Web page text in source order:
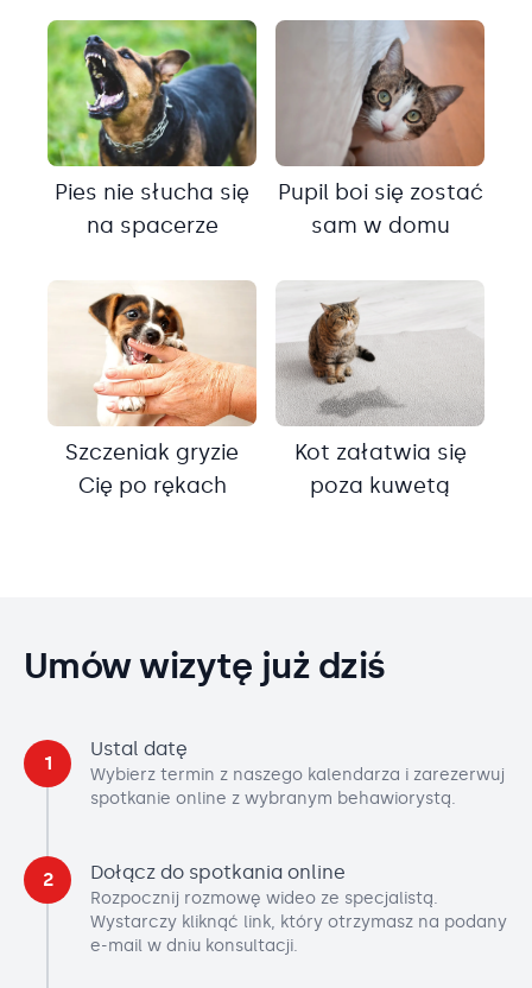
Pies nie słucha się
na spacerze
Pupil boi się zostać
sam w domu
Szczeniak gryzie
Cię po rękach
Kot załatwia się
poza kuwetą
Umów wizytę już dziś
1
Ustal datę
Wybierz termin z naszego kalendarza i zarezerwuj
spotkanie online z wybranym behawiorystą.
2 Dołącz do spotkania online
Rozpocznij rozmowę wideo ze specjalistą.
Wystarczy kliknąć link, który otrzymasz na podany
e-mail w dniu konsultacji.